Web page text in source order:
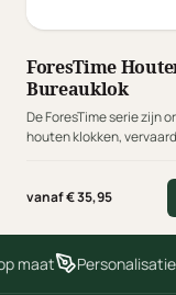
ForesTime
Bureauklok
De ForesTime serie zijn
houten klokken,
eikenhout. Dichter bij
kunt u niet zijn. In tijd van
duurzaamheid is dit het
relatiecadeau!
vanaf € 35,95
maat Personalisatie